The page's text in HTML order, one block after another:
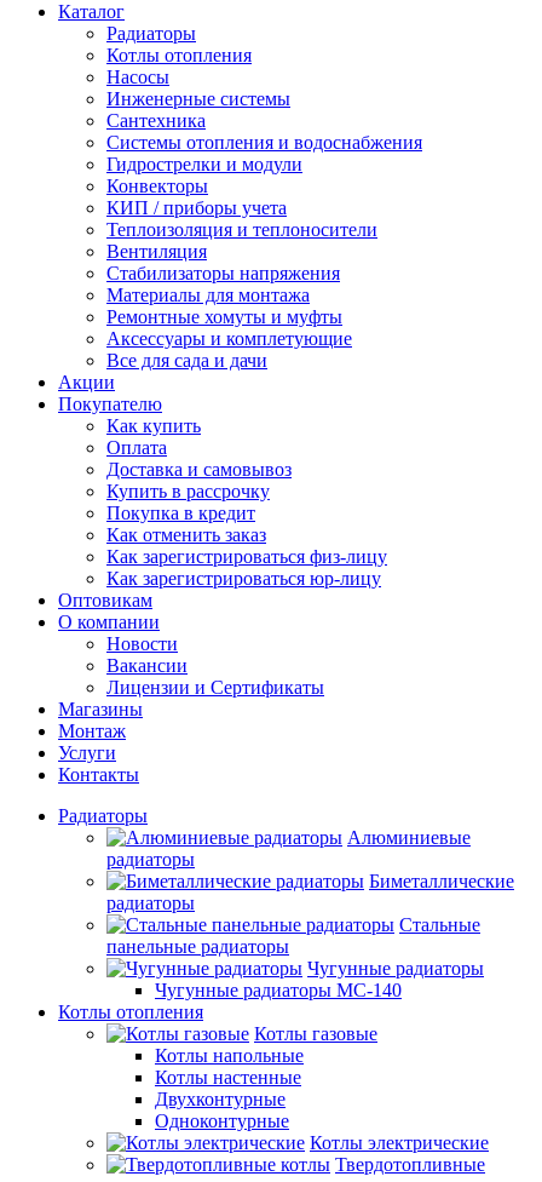
Каталог
Радиаторы
Котлы отопления
Насосы
Инженерные системы
Сантехника
Системы отопления и водоснабжения
Гидрострелки и модули
Конвекторы
КИП / приборы учета
Теплоизоляция и теплоносители
Вентиляция
Стабилизаторы напряжения
Материалы для монтажа
Ремонтные хомуты и муфты
Аксессуары и комплетующие
Все для сада и дачи
Акции
Покупателю
Как купить
Оплата
Доставка и самовывоз
Купить в рассрочку
Покупка в кредит
Как отменить заказ
Как зарегистрироваться физ-лицу
Как зарегистрироваться юр-лицу
Оптовикам
О компании
Новости
Вакансии
Лицензии и Сертификаты
Магазины
Монтаж
Услуги
Контакты
Радиаторы
Алюминиевые
радиаторы
Биметаллические
радиаторы
Стальные
панельные радиаторы
Чугунные радиаторы
Чугунные радиаторы МС-140
Котлы отопления
Котлы газовые
Котлы напольные
Котлы настенные
Двухконтурные
Одноконтурные
Котлы электрические
Твердотопливные